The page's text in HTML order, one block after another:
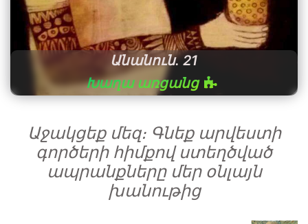
Անանուն․ 21
Խաղա առցանց
Աջակցեք մեզ։ Գնեք արվեստի
գործերի հիմքով ստեղծված
ապրանքները մեր օնլայն
խանութից